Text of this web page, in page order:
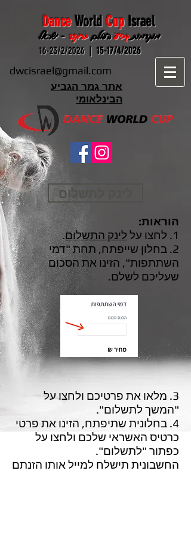
DanceWorld Cup Israel
מוקדמותגביעהעולםבריקוד- ישראל
15-17/4/2026 |
16-23/2/2026
dwcisrael@gmail.com
אתר גמר הגביע
הבינלאומי
לינק לתשלום
הוראות:
1. לחצו על
לינק התשלום.
2. בחלון שייפתח, תחת "דמי
השתתפות", הזינו את הסכום
שעליכם לשלם.
3. מלאו את פרטיכם ולחצו על
"המשך לתשלום".
4. בחלונית שתיפתח, הזינו את פרטי
כרטיס האשראי שלכם ולחצו על
כפתור "לתשלום".
החשבונית תישלח למייל אותו הזנתם